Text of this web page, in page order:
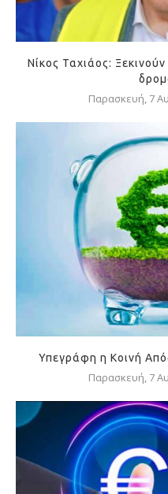
Νίκος Ταχιάος:
Παρασκευή, 7
Υπεγράφη η Κοινή
Παρασκευή, 7